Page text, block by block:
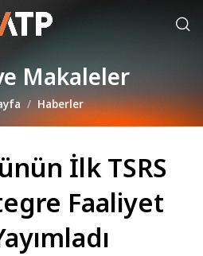
Makaleler
Haberler
İlk TSRS
Faaliyet